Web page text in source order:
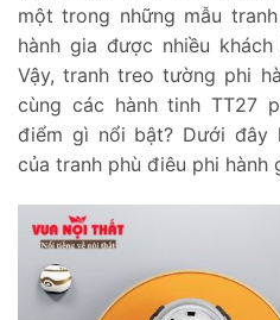
một trong những mẫu
hành gia được nhiều
Vậy, tranh treo tường phi
cùng các hành tinh TT27
điểm gì nổi bật? Dưới
của tranh phù điêu phi hành